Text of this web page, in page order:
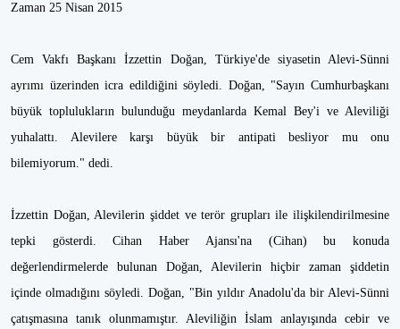
Zaman 25 Nisan 2015
Cem Vakfı Başkanı İzzettin Doğan, Türkiye'de siyasetin Alevi-Sünni
ayrımı üzerinden icra edildiğini söyledi. Doğan, "Sayın Cumhurbaşkanı
büyük toplulukların bulunduğu meydanlarda Kemal Bey'i ve Aleviliği
yuhalattı. Alevilere karşı büyük bir antipati besliyor mu onu
bilemiyorum." dedi.
İzzettin Doğan, Alevilerin şiddet ve terör grupları ile ilişkilendirilmesine
tepki gösterdi. Cihan Haber Ajansı'na (Cihan) bu konuda
değerlendirmelerde bulunan Doğan, Alevilerin hiçbir zaman şiddetin
içinde olmadığını söyledi. Doğan, "Bin yıldır Anadolu'da bir Alevi-Sünni
çatışmasına tanık olunmamıştır. Aleviliğin İslam anlayışında cebir ve